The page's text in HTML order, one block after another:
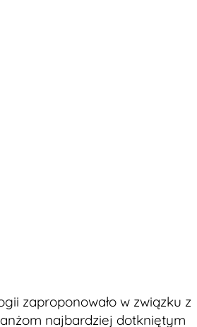
zaproponowało w związku z
najbardziej dotkniętym